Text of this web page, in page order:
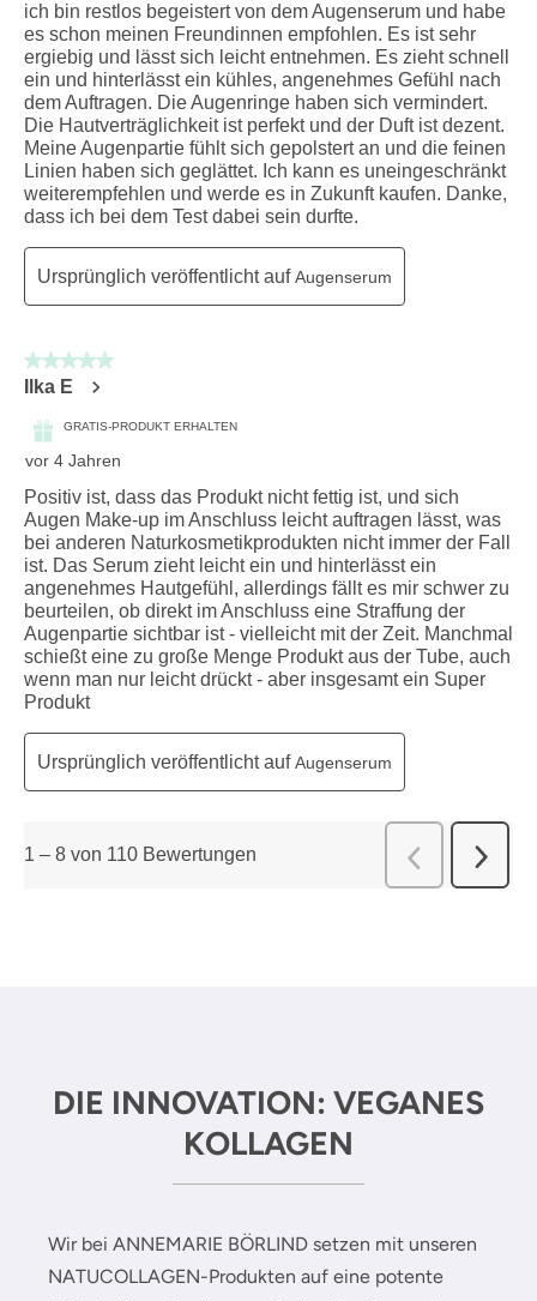
ich bin restlos begeistert von dem Augenserum und habe
es schon meinen Freundinnen empfohlen. Es ist sehr
ergiebig und lässt sich leicht entnehmen. Es zieht schnell
ein und hinterlässt ein kühles, angenehmes Gefühl nach
dem Auftragen. Die Augenringe haben sich vermindert.
Die Hautverträglichkeit ist perfekt und der Duft ist dezent.
Meine Augenpartie fühlt sich gepolstert an und die feinen
Linien haben sich geglättet. Ich kann es uneingeschränkt
weiterempfehlen und werde es in Zukunft kaufen. Danke,
dass ich bei dem Test dabei sein durfte.
Ursprünglich veröffentlicht aufAugenserum
5 von 5 Sternen.
Ilka E
GRATIS-PRODUKT ERHALTEN
vor 4 Jahren
Positiv ist, dass das Produkt nicht fettig ist, und sich
Augen Make-up im Anschluss leicht auftragen lässt, was
bei anderen Naturkosmetikprodukten nicht immer der Fall
ist. Das Serum zieht leicht ein und hinterlässt ein
angenehmes Hautgefühl, allerdings fällt es mir schwer zu
beurteilen, ob direkt im Anschluss eine Straffung der
Augenpartie sichtbar ist - vielleicht mit der Zeit. Manchmal
schießt eine zu große Menge Produkt aus der Tube, auch
wenn man nur leicht drückt - aber insgesamt ein Super
Produkt
Ursprünglich veröffentlicht aufAugenserum
1 – 8 von 110 Bewertungen Zurück
Weiter
DIE INNOVATION: VEGANES
KOLLAGEN
Wir bei ANNEMARIE BÖRLIND setzen mit unseren
NATUCOLLAGEN-Produkten auf eine potente